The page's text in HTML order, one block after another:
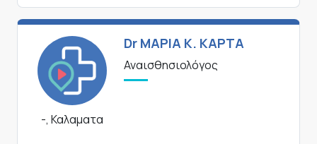
Dr ΜΑΡΙΑ Κ. ΚΑΡΤΑ
Αναισθησιολόγος
-, Καλαματα